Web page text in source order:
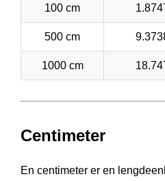
100 cm
500 cm
1000 cm
Centimeter
En centimeter er en